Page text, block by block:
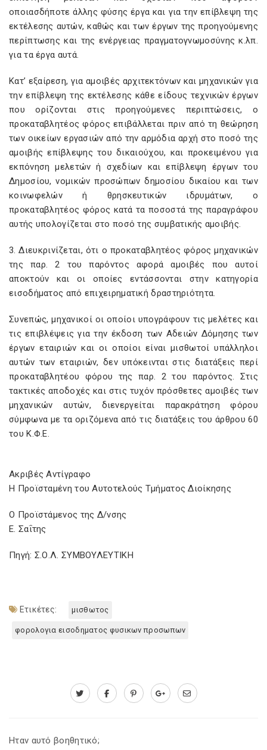
οποιασδήποτε άλλης φύσης έργα και για την επίβλεψη της
εκτέλεσης αυτών, καθώς και των έργων της προηγούμενης
περίπτωσης και της ενέργειας πραγματογνωμοσύνης κ.λπ.
για τα έργα αυτά.
Κατ’ εξαίρεση, για αμοιβές αρχιτεκτόνων και μηχανικών για
την επίβλεψη της εκτέλεσης κάθε είδους τεχνικών έργων
που ορίζονται στις προηγούμενες περιπτώσεις, ο
προκαταβλητέος φόρος επιβάλλεται πριν από τη θεώρηση
των οικείων εργασιών από την αρμόδια αρχή στο ποσό της
αμοιβής επίβλεψης του δικαιούχου, και προκειμένου για
εκπόνηση μελετών ή σχεδίων και επίβλεψη έργων του
Δημοσίου, νομικών προσώπων δημοσίου δικαίου και των
κοινωφελών ή θρησκευτικών ιδρυμάτων, ο
προκαταβλητέος φόρος κατά τα ποσοστά της παραγράφου
αυτής υπολογίζεται στο ποσό της συμβατικής αμοιβής.
3. Διευκρινίζεται, ότι ο προκαταβλητέος φόρος μηχανικών
της παρ. 2 του παρόντος αφορά αμοιβές που αυτοί
αποκτούν και οι οποίες εντάσσονται στην κατηγορία
εισοδήματος από επιχειρηματική δραστηριότητα.
Συνεπώς, μηχανικοί οι οποίοι υπογράφουν τις μελέτες και
τις επιβλέψεις για την έκδοση των Αδειών Δόμησης των
έργων εταιριών και οι οποίοι είναι μισθωτοί υπάλληλοι
αυτών των εταιριών, δεν υπόκεινται στις διατάξεις περί
προκαταβλητέου φόρου της παρ. 2 του παρόντος. Στις
τακτικές αποδοχές και στις τυχόν πρόσθετες αμοιβές των
μηχανικών αυτών, διενεργείται παρακράτηση φόρου
σύμφωνα με τα οριζόμενα από τις διατάξεις του άρθρου 60
του Κ.Φ.Ε.
Ακριβές Αντίγραφο
Η Προϊσταμένη του Αυτοτελούς Τμήματος Διοίκησης
Ο Προϊστάμενος της Δ/νσης
Ε. Σαΐτης
Πηγή: Σ.Ο.Λ. ΣΥΜΒΟΥΛΕΥΤΙΚΗ
Ετικέτες: μισθωτος
φορολογια εισοδηματος φυσικων προσωπων
Ηταν αυτό βοηθητικό;